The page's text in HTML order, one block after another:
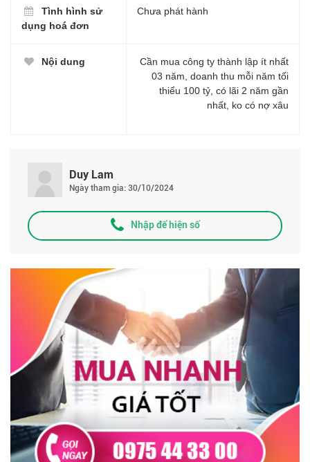
Tình hình sử
dụng hoá đơn
Chưa phát hành
Nội dung
Cần mua công ty thành lập ít nhất
03 năm, doanh thu mỗi năm tối
thiểu 100 tỷ, có lãi 2 năm gần
nhất, ko có nợ xâu
Duy Lam
Ngày tham gia: 30/10/2024
Nhập để hiện số